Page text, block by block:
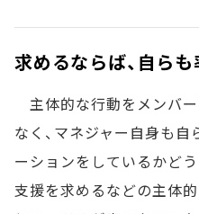
求めるならば、自ら
主体的な行動をメンバ
なく、マネジャー自身も
ーションをしているかど
支援を求めるなどの主体